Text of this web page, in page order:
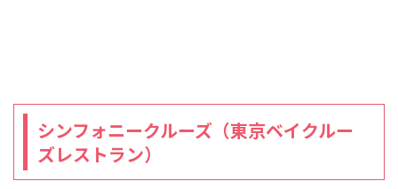
シンフォニークルーズ（東京ベイクルー
ズレストラン）